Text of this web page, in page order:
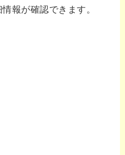
報が確認できます。